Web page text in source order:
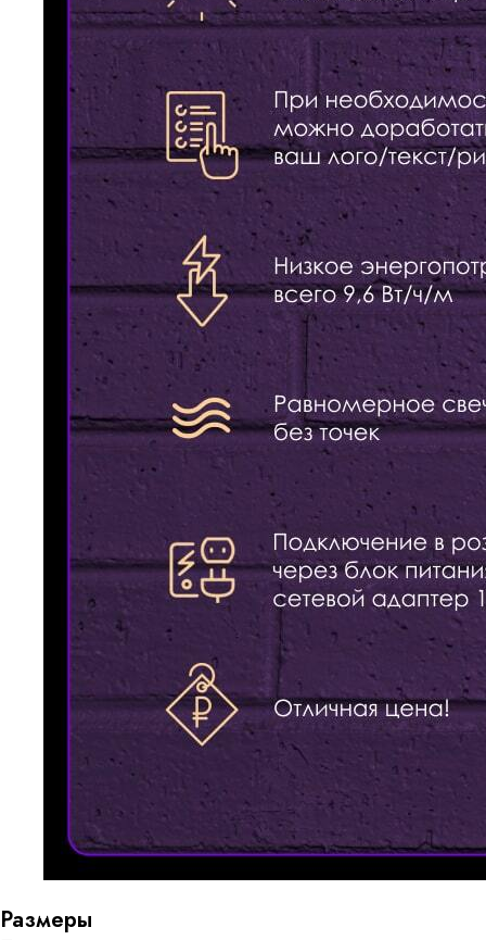
Размеры